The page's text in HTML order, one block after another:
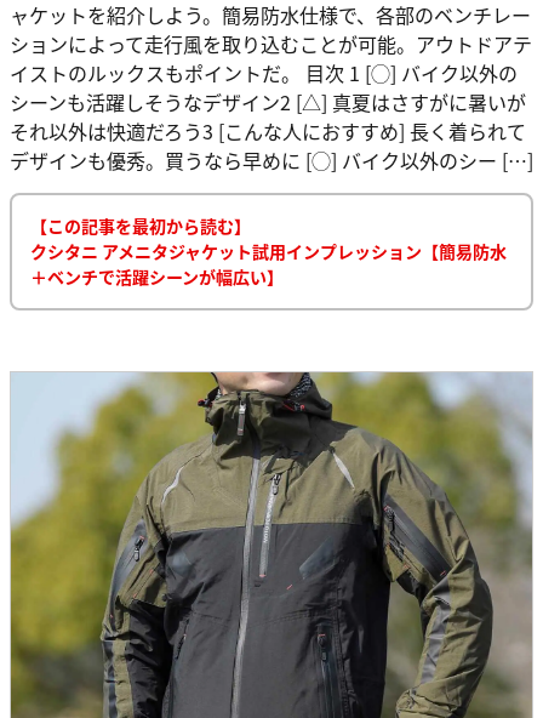
ャケットを紹介しよう。簡易防水仕様で、各部のベンチレー
ションによって走行風を取り込むことが可能。アウトドアテ
イストのルックスもポイントだ。 目次 1 [◯] バイク以外の
シーンも活躍しそうなデザイン2 [△] 真夏はさすがに暑いが
それ以外は快適だろう3 [こんな人におすすめ] 長く着られて
デザインも優秀。買うなら早めに [◯] バイク以外のシー […]
【この記事を最初から読む】
クシタニ アメニタジャケット試用インプレッション【簡易防水
＋ベンチで活躍シーンが幅広い】